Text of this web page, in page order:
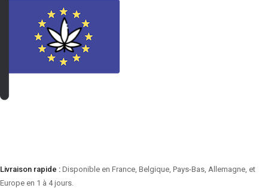
Livraison rapide : Disponible en France, Belgique, Pays-Bas, Allemagne, et
Europe en 1 à 4 jours.